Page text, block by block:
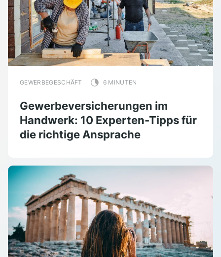
GEWERBEGESCHÄFT 6 MINUTEN
Gewerbeversicherungen im
Handwerk: 10 Experten-Tipps für
die richtige Ansprache